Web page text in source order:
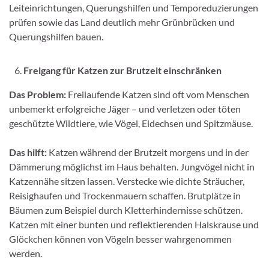
Leiteinrichtungen, Querungshilfen und Temporeduzierungen
prüfen sowie das Land deutlich mehr Grünbrücken und
Querungshilfen bauen.
Freigang für Katzen zur Brutzeit einschränken
Das Problem: Freilaufende Katzen sind oft vom Menschen
unbemerkt erfolgreiche Jäger – und verletzen oder töten
geschützte Wildtiere, wie Vögel, Eidechsen und Spitzmäuse.
Das hilft: Katzen während der Brutzeit morgens und in der
Dämmerung möglichst im Haus behalten. Jungvögel nicht in
Katzennähe sitzen lassen. Verstecke wie dichte Sträucher,
Reisighaufen und Trockenmauern schaffen. Brutplätze in
Bäumen zum Beispiel durch Kletterhindernisse schützen.
Katzen mit einer bunten und reflektierenden Halskrause und
Glöckchen können von Vögeln besser wahrgenommen
werden.